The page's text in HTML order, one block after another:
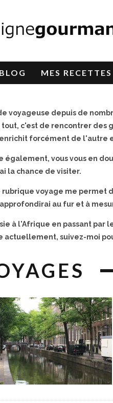
BLOG MES RECETTES
voyageuse depuis de
tout, c'est de rencontrer des
forcément de l'autre
également, vous vous en
la chance de visiter.
rubrique voyage me permet
au fur et à
à l'Afrique en passant par
actuellement, suivez-moi